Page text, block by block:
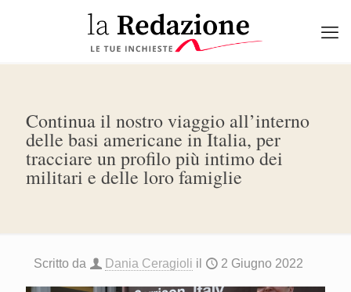
Continua il nostro viaggio all’interno
delle basi americane in Italia, per
tracciare un profilo più intimo dei
militari e delle loro famiglie
Scritto da Dania Ceragioli il 2 Giugno 2022